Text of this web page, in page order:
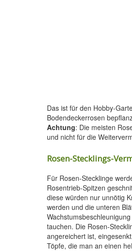
Das ist für den Hobby-
Bodendeckerrosen
Achtung: Die meisten
und nicht für die
Rosen-Stecklings-
Für Rosen-Stecklinge
Rosentrieb-Spitzen
diese würden nur unnötig
werden und die unteren
tauchen. Die Rosen-
angereichert ist,
Töpfe, die man an einen